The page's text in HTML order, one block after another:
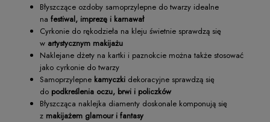
Błyszczące ozdoby samoprzylepne do twarzy idealne
na festiwal, imprezę i karnawał
Cyrkonie do rękodzieła na kleju świetnie sprawdzą się
w artystycznym makijażu
Naklejane dżety na kartki i paznokcie można także stosować
jako cyrkonie do twarzy
Samoprzylepne kamyczki dekoracyjne sprawdzą się
do podkreślenia oczu, brwi i policzków
Błyszcząca naklejka diamenty doskonale komponują się
z makijażem glamour i fantasy